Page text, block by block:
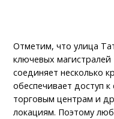
Отметим, что улица
ключевых
соединяет несколько
обеспечивает доступ
торговым центрам и
локациям. Поэтому